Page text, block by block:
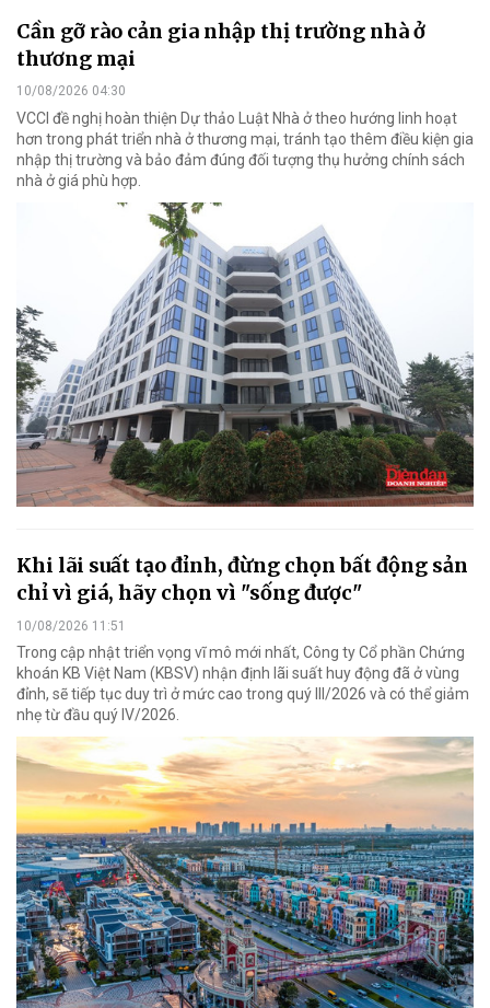
Cần gỡ rào cản gia nhập thị trường nhà ở
thương mại
10/08/2026 04:30
VCCI đề nghị hoàn thiện Dự thảo Luật Nhà ở theo hướng linh hoạt
hơn trong phát triển nhà ở thương mại, tránh tạo thêm điều kiện gia
nhập thị trường và bảo đảm đúng đối tượng thụ hưởng chính sách
nhà ở giá phù hợp.
Khi lãi suất tạo đỉnh, đừng chọn bất động sản
chỉ vì giá, hãy chọn vì "sống được"
10/08/2026 11:51
Trong cập nhật triển vọng vĩ mô mới nhất, Công ty Cổ phần Chứng
khoán KB Việt Nam (KBSV) nhận định lãi suất huy động đã ở vùng
đỉnh, sẽ tiếp tục duy trì ở mức cao trong quý III/2026 và có thể giảm
nhẹ từ đầu quý IV/2026.